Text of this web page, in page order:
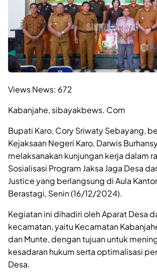
Views News: 672
Kabanjahe, sibayakbews. Com
Bupati Karo, Cory Sriwaty Sebayang,
Kejaksaan Negeri Karo, Darwis
melaksanakan kunjungan kerja dalam
Sosialisasi Program Jaksa Jaga Desa
Justice yang berlangsung di Aula
Berastagi, Senin (16/12/2024).
Kegiatan ini dihadiri oleh Aparat Desa
kecamatan, yaitu Kecamatan
dan Munte, dengan tujuan untuk
kesadaran hukum serta optimalisasi
Desa.